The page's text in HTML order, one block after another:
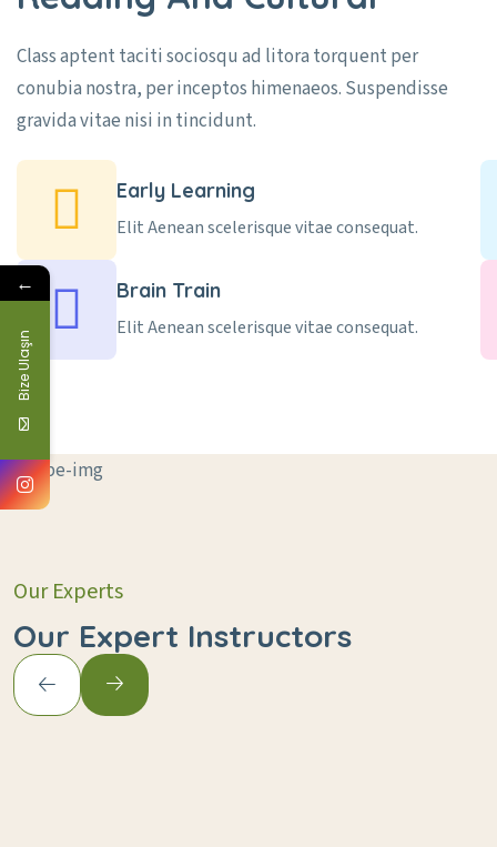
Class aptent taciti sociosqu ad litora torquent per
conubia nostra, per inceptos himenaeos. Suspendisse
gravida vitae nisi in tincidunt.
Early Learning
Elit Aenean scelerisque vitae consequat.
Brain Train
Elit Aenean scelerisque vitae consequat.
Our Experts
Our Expert Instructors
←
Bize Ulaşın